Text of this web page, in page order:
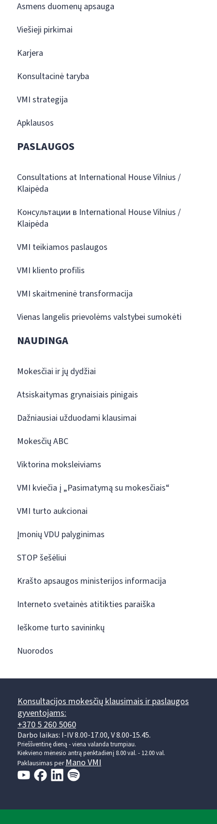
Asmens duomenų apsauga
Viešieji pirkimai
Karjera
Konsultacinė taryba
VMI strategija
Apklausos
PASLAUGOS
Consultations at International House Vilnius /
Klaipėda
Консультации в International House Vilnius /
Klaipėda
VMI teikiamos paslaugos
VMI kliento profilis
VMI skaitmeninė transformacija
Vienas langelis prievolėms valstybei sumokėti
NAUDINGA
Mokesčiai ir jų dydžiai
Atsiskaitymas grynaisiais pinigais
Dažniausiai užduodami klausimai
Mokesčių ABC
Viktorina moksleiviams
VMI kviečia į „Pasimatymą su mokesčiais“
VMI turto aukcionai
Įmonių VDU palyginimas
STOP šešėliui
Krašto apsaugos ministerijos informacija
Interneto svetainės atitikties paraiška
Ieškome turto savininkų
Nuorodos
Konsultacijos mokesčių klausimais ir paslaugos
gyventojams:
+370 5 260 5060
Darbo laikas: I-IV 8.00-17.00, V 8.00-15.45.
Prieššventinę dieną - viena valanda trumpiau.
Kiekvieno mėnesio antrą penktadienį 8.00 val. - 12.00 val.
Paklausimas perMano VMI